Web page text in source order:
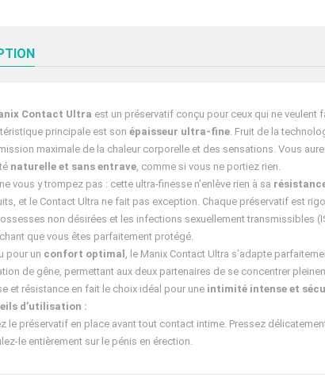
Contact Ultra est un préservatif conçu pour ceux qui ne veulent
principale est son épaisseur ultra-fine. Fruit de la
maximale de la chaleur corporelle et des sensations. Vous
naturelle et sans entrave, comme si vous ne portiez rien.
vous y trompez pas : cette ultra-finesse n’enlève rien à sa
et le Contact Ultra ne fait pas exception. Chaque préservatif est
non désirées et les infections sexuellement transmissibles
que vous êtes parfaitement protégé.
pour un confort optimal , le Manix Contact Ultra s’adapte
de gêne, permettant aux deux partenaires de se concentrer
et résistance en fait le choix idéal pour une intimité intense et
d’utilisation :
le préservatif en place avant tout contact intime. Pressez
le entièrement sur le pénis en érection.